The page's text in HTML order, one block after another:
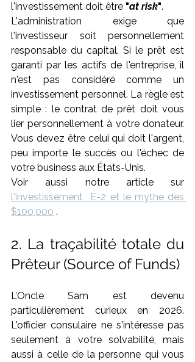
l'investissement doit être "at risk".
L'administration exige que
l'investisseur soit personnellement
responsable du capital. Si le prêt est
garanti par les actifs de l'entreprise, il
n'est pas considéré comme un
investissement personnel. La règle est
simple : le contrat de prêt doit vous
lier personnellement à votre donateur.
Vous devez être celui qui doit l'argent,
peu importe le succès ou l'échec de
votre business aux États-Unis.
l'investissement  E-2 et le mythe des
$100,000 .
2. La traçabilité totale du
Prêteur (Source of Funds)
L’Oncle Sam est devenu
particulièrement curieux en 2026.
L'officier consulaire ne s'intéresse pas
seulement à votre solvabilité, mais
aussi à celle de la personne qui vous